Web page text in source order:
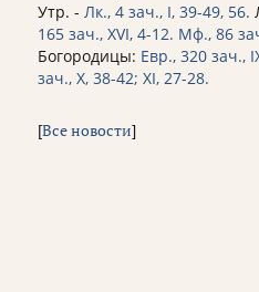
Утр. - Лк., 4 зач., I, 39-49, 56.
165 зач., XVI, 4-12. Мф., 86
Богородицы: Евр., 320 зач.,
зач., X, 38-42; XI, 27-28.
[Все новости]